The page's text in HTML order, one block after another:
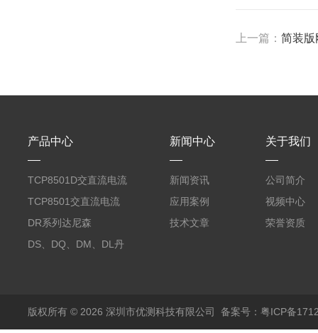
上一篇：简装版
产品中心
TCP8501D交直流电流
探头500A
TCP8501交直流电流
探头500A
DR系列达尼森
Danisense高精度电流
DS、DQ、DM、DL丹
新闻中心
新闻资讯
应用案例
技术文章
关于我们
公司简介
视频中心
荣誉资质
版权所有 © 2026 深圳市优测科技有限公司 备案号：粤ICP备